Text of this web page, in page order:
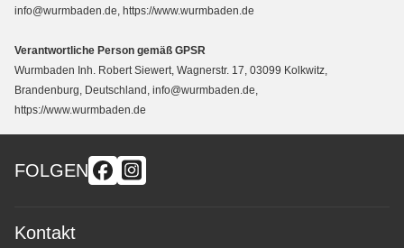
info@wurmbaden.de, https://www.wurmbaden.de
Verantwortliche Person gemäß GPSR
Wurmbaden Inh. Robert Siewert, Wagnerstr. 17, 03099 Kolkwitz,
Brandenburg, Deutschland, info@wurmbaden.de,
https://www.wurmbaden.de
FOLGEN
Kontakt